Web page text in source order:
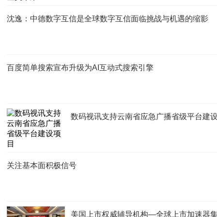
沈逸：中德数字互信是全球数字互信面临挑战与机遇的缩影
百度简单搜索宣布升级为AI互动式搜索引擎
数码视讯支持云南省应急广播省级平台建
关注基本面积极信号
美国上市权威辅导机构—全球上市加速器